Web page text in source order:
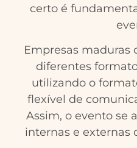
certo é
Empresas
diferentes
utilizando o
flexível de
Assim, o evento se
internas e externas